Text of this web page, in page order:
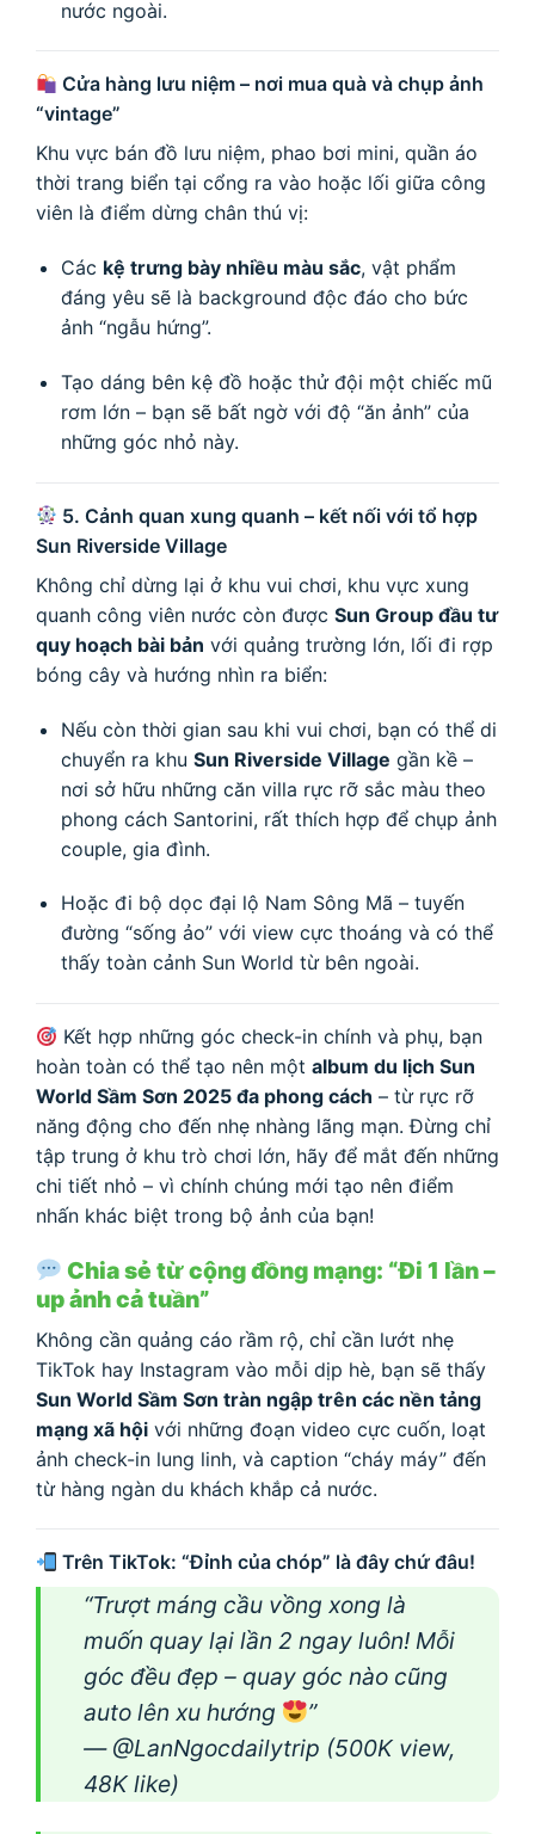
nước ngoài.
Cửa hàng lưu niệm – nơi mua quà và chụp ảnh
“vintage”
Khu vực bán đồ lưu niệm, phao bơi mini, quần áo
thời trang biển tại cổng ra vào hoặc lối giữa công
viên là điểm dừng chân thú vị:
Các kệ trưng bày nhiều màu sắc, vật phẩm
đáng yêu sẽ là background độc đáo cho bức
ảnh “ngẫu hứng”.
Tạo dáng bên kệ đồ hoặc thử đội một chiếc mũ
rơm lớn – bạn sẽ bất ngờ với độ “ăn ảnh” của
những góc nhỏ này.
5. Cảnh quan xung quanh – kết nối với tổ hợp
Sun Riverside Village
Không chỉ dừng lại ở khu vui chơi, khu vực xung
quanh công viên nước còn được Sun Group đầu tư
quy hoạch bài bản với quảng trường lớn, lối đi rợp
bóng cây và hướng nhìn ra biển:
Nếu còn thời gian sau khi vui chơi, bạn có thể di
chuyển ra khu Sun Riverside Village gần kề –
nơi sở hữu những căn villa rực rỡ sắc màu theo
phong cách Santorini, rất thích hợp để chụp ảnh
couple, gia đình.
Hoặc đi bộ dọc đại lộ Nam Sông Mã – tuyến
đường “sống ảo” với view cực thoáng và có thể
thấy toàn cảnh Sun World từ bên ngoài.
Kết hợp những góc check-in chính và phụ, bạn
hoàn toàn có thể tạo nên một album du lịch Sun
World Sầm Sơn 2025 đa phong cách – từ rực rỡ
năng động cho đến nhẹ nhàng lãng mạn. Đừng chỉ
tập trung ở khu trò chơi lớn, hãy để mắt đến những
chi tiết nhỏ – vì chính chúng mới tạo nên điểm
nhấn khác biệt trong bộ ảnh của bạn!
Chia sẻ từ cộng đồng mạng: “Đi 1 lần –
up ảnh cả tuần”
Không cần quảng cáo rầm rộ, chỉ cần lướt nhẹ
TikTok hay Instagram vào mỗi dịp hè, bạn sẽ thấy
Sun World Sầm Sơn tràn ngập trên các nền tảng
mạng xã hội với những đoạn video cực cuốn, loạt
ảnh check-in lung linh, và caption “cháy máy” đến
từ hàng ngàn du khách khắp cả nước.
Trên TikTok: “Đỉnh của chóp” là đây chứ đâu!
“Trượt máng cầu vồng xong là
muốn quay lại lần 2 ngay luôn! Mỗi
góc đều đẹp – quay góc nào cũng
auto lên xu hướng
”
— @LanNgocdailytrip (500K view,
48K like)